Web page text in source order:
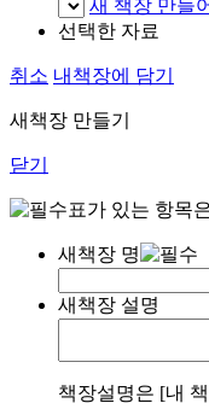
새 책장 만들
선택한 자료
취소 내책장에 담기
새책장 만들기
닫기
표가 있는 항목
새책장 명
새책장 설명
책장설명은 [내